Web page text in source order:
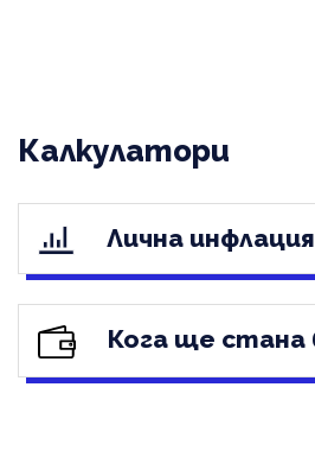
Калкулатори
Лична инфлация
Кога ще стана